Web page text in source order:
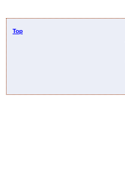
Top